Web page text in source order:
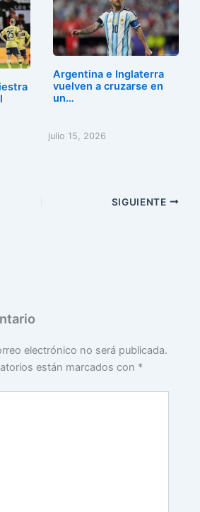
Argentina e Inglaterra
vuelven a cruzarse en
un…
julio 15, 2026
SIGUIENTE
electrónico no será publicada.
están marcados con *